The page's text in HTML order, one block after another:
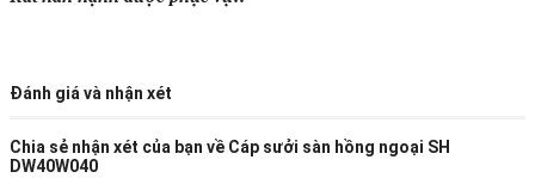
Đánh giá và nhận xét
Chia sẻ nhận xét của bạn về Cáp sưởi sàn hồng ngoại SH
DW40W040